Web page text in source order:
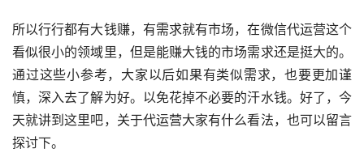
所以行行都有大钱赚，有需求就有市场，在微信代运营这个
看似很小的领域里，但是能赚大钱的市场需求还是挺大的。
通过这些小参考，大家以后如果有类似需求，也要更加谨
慎，深入去了解为好。以免花掉不必要的汗水钱。好了，今
天就讲到这里吧，关于代运营大家有什么看法，也可以留言
探讨下。